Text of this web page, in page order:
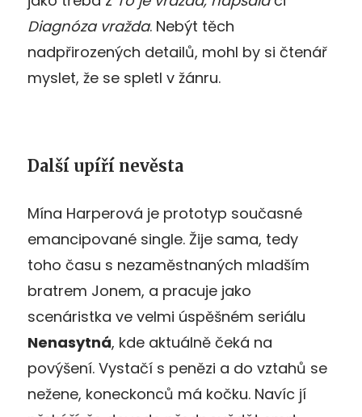
Diagnóza vražda. Nebýt těch
nadpřirozených detailů, mohl by si čtenář
myslet, že se spletl v žánru.
Další upíří nevěsta
Mína Harperová je prototyp současné
emancipované single. Žije sama, tedy
toho času s nezaměstnaných mladším
bratrem Jonem, a pracuje jako
scenáristka ve velmi úspěšném seriálu
Nenasytná, kde aktuálně čeká na
povýšení. Vystačí s penězi a do vztahů se
nežene, koneckonců má kočku. Navíc jí